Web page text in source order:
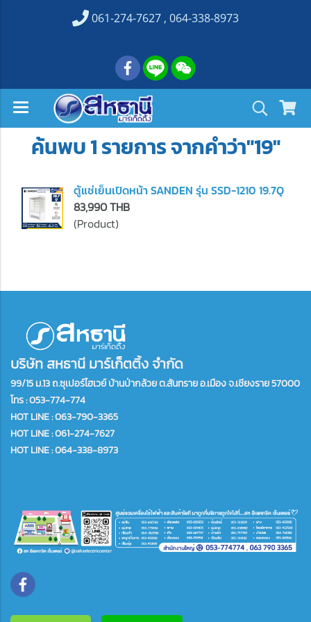
061-274-7627 , 064-338-8973
ค้นพบ 1 รายการ จากคำว่า"19"
ตู้แช่เย็นเปิดหน้า SANDEN รุ่น SSD-1210 19.7Q
83,990 THB
(Product)
บริษัท สหธานี มาร์เก็ตติ้ง จำกัด
99/15 ม.13 ถ.ซุเปอร์ไฮเวย์ บ้านป่ากล้วย ต.สันทราย อ.เมือง จ.เชียงราย 57000
โทร :053-774-774
HOT LINE : 063-790-3365
HOT LINE : 061-274-7627
HOT LINE : 064-338-8973